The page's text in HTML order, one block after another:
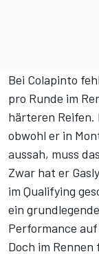
Bei Colapinto
pro Runde im
härteren Reifen.
obwohl er in
aussah, muss
Zwar hat er
im Qualifying
ein
Performance
Doch im